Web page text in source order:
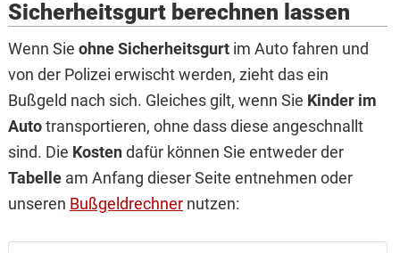
Sicherheitsgurt berechnen lassen
Wenn Sie ohne Sicherheitsgurtim Auto fahren und
von der Polizei erwischt werden, zieht das ein
Bußgeld nach sich. Gleiches gilt, wenn Sie Kinder im
Autotransportieren, ohne dass diese angeschnallt
sind. Die Kostendafür können Sie entweder der
Tabelleam Anfang dieser Seite entnehmen oder
unseren Bußgeldrechnernutzen: